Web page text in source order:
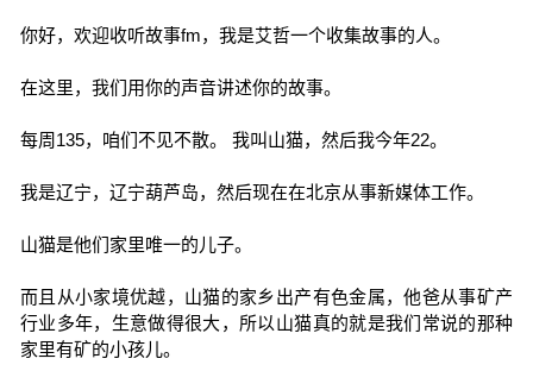
你好，欢迎收听故事fm，我是艾哲一个收集故事的人。
在这里，我们用你的声音讲述你的故事。
每周135，咱们不见不散。 我叫山猫，然后我今年22。
我是辽宁，辽宁葫芦岛，然后现在在北京从事新媒体工作。
山猫是他们家里唯一的儿子。
而且从小家境优越，山猫的家乡出产有色金属，他爸从事矿产
行业多年，生意做得很大，所以山猫真的就是我们常说的那种
家里有矿的小孩儿。